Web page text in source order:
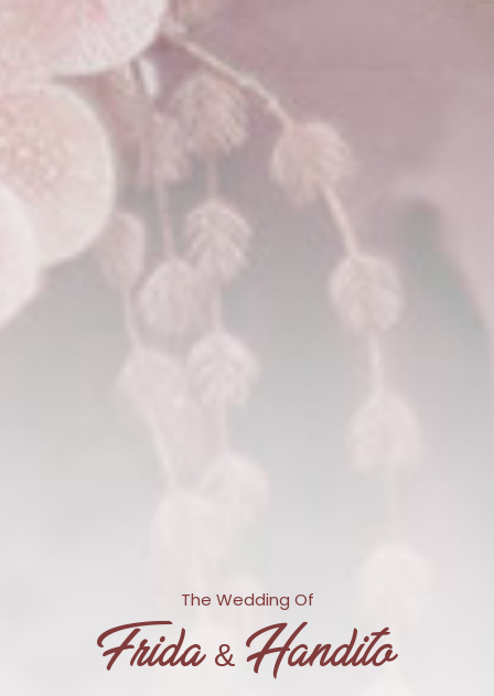
The Wedding Of
Frida & Handito